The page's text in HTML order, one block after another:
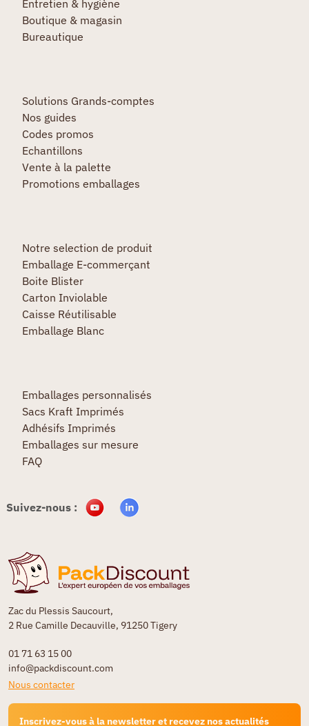
Zac du Plessis Saucourt,
2 Rue Camille Decauville, 91250 Tigery
01 71 63 15 00
info@packdiscount.com
Nous contacter
Inscrivez-vous à la newsletter et recevez nos actualités
Entretien & hygiène
Boutique & magasin
Bureautique
Solutions Grands-comptes
Nos guides
Codes promos
Echantillons
Vente à la palette
Promotions emballages
Notre selection de produit
Emballage E-commerçant
Boite Blister
Carton Inviolable
Caisse Réutilisable
Emballage Blanc
Emballages personnalisés
Sacs Kraft Imprimés
Adhésifs Imprimés
Emballages sur mesure
FAQ
Suivez-nous :